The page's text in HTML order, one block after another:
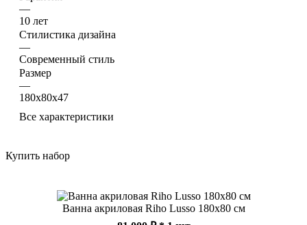
Страна
—
Нидерланды / Чехия
Гарантия
—
10 лет
Стилистика дизайна
—
Размер
Купить набор